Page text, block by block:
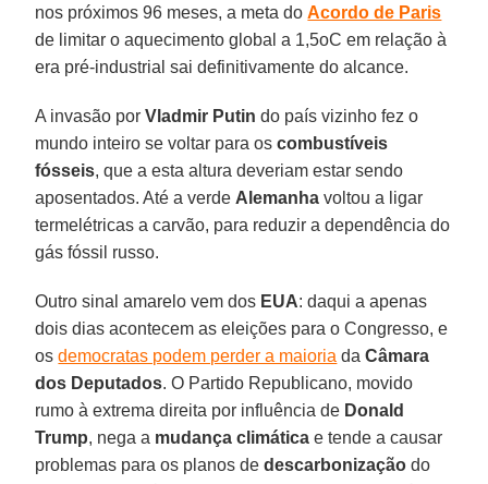
nos próximos 96 meses, a meta doAcordo de Paris
de limitar o aquecimento global a 1,5oC em relação à
era pré-industrial sai definitivamente do alcance.
A invasão porVladmir Putin do país vizinho fez o
mundo inteiro se voltar para os combustíveis
fósseis, que a esta altura deveriam estar sendo
aposentados. Até a verde Alemanha voltou a ligar
termelétricas a carvão, para reduzir a dependência do
gás fóssil russo.
Outro sinal amarelo vem dos EUA: daqui a apenas
dois dias acontecem as eleições para o Congresso, e
osdemocratas podem perder a maioria da Câmara
dos Deputados. O Partido Republicano, movido
rumo à extrema direita por influência de Donald
Trump, nega a mudança climática e tende a causar
problemas para os planos dedescarbonização do